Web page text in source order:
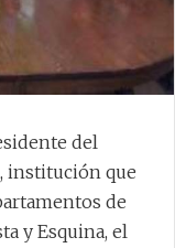
del
institución que
de
y Esquina, el